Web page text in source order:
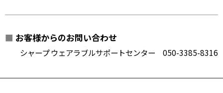
■ お客様からのお問い合わせ
シャープ ウェアラブルサポートセンター 050-3385-8316